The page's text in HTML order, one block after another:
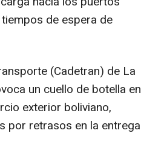
de espera de
(Cadetran) de La
un cuello de botella en
exterior boliviano,
por retrasos en la entrega